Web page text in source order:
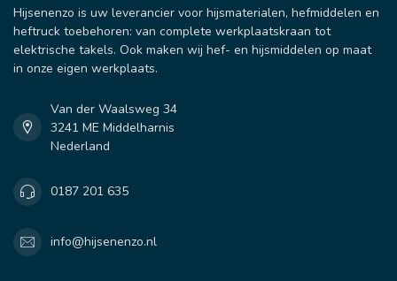
Hijsenenzo is uw leverancier voor hijsmaterialen, hefmiddelen en
heftruck toebehoren: van complete werkplaatskraan tot
elektrische takels. Ook maken wij hef- en hijsmiddelen op maat
in onze eigen werkplaats.
Van der Waalsweg 34
3241 ME Middelharnis
Nederland
0187 201 635
info@hijsenenzo.nl